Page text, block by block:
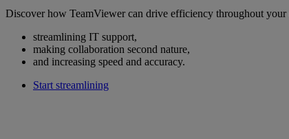
Discover how TeamViewer can drive efficiency throughout
streamlining IT support,
making collaboration second nature,
and increasing speed and accuracy.
Start streamlining